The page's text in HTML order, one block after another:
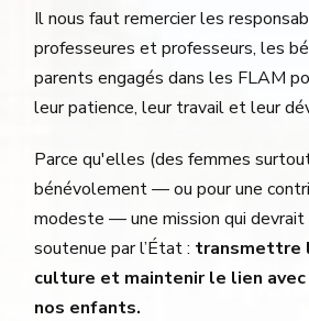
Il nous faut remercier les
professeures et professeurs, les
parents engagés dans les FLAM
leur patience, leur travail et leur
Parce qu'elles (des femmes
bénévolement — ou pour une
modeste — une mission qui
soutenue par l’État : transmettre
culture et maintenir le lien avec
nos enfants.